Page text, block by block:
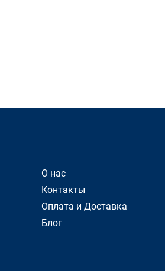
О нас
Контакты
Оплата и Доставка
Блог